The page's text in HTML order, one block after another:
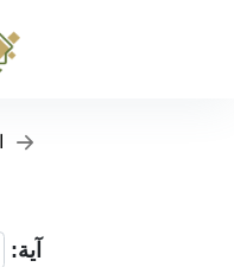
آية: